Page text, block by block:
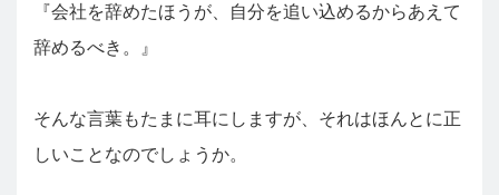
『会社を辞めたほうが、自分を追い込めるからあえて
辞めるべき。』
そんな言葉もたまに耳にしますが、それはほんとに正
しいことなのでしょうか。